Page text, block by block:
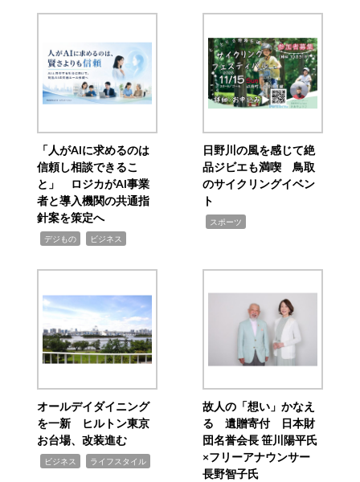
「人がAIに求めるのは
信頼し相談できるこ
と」 ロジカがAI事業
者と導入機関の共通指
針案を策定へ
デジもの ビジネス
日野川の風を感じて絶
品ジビエも満喫 鳥取
のサイクリングイベン
ト
スポーツ
オールデイダイニング
を一新 ヒルトン東京
お台場、改装進む
ビジネス ライフスタイル
故人の「想い」かなえ
る 遺贈寄付 日本財
団名誉会長 笹川陽平氏
×フリーアナウンサー
長野智子氏